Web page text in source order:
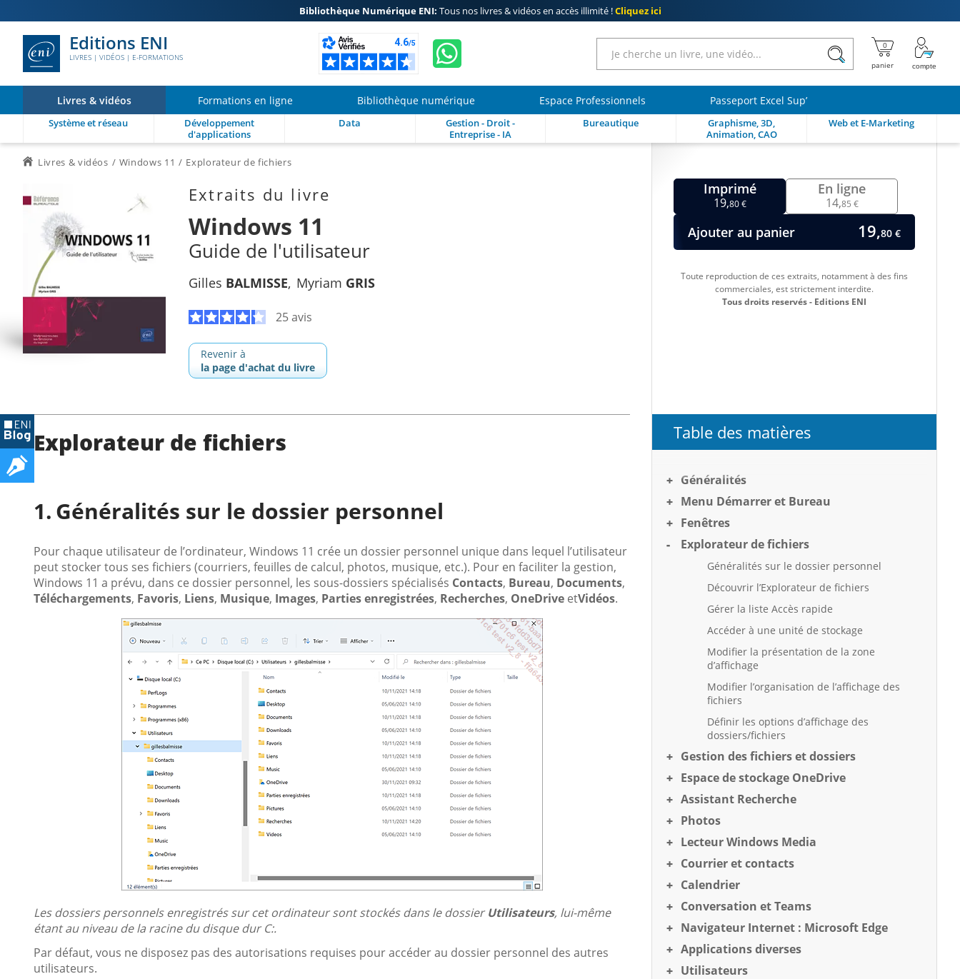
Bibliothèque Numérique ENI: Tous nos livres & vidéos en accès illimité !Cliquez ici
Editions ENI
LIVRES | VIDÉOS | E-FORMATIONS
Livres & vidéos Formations en ligne Bibliothèque numérique Espace Professionnels Passeport Excel Sup’
Système et réseau
Développement
d'applications
Data
Gestion - Droit -
Entreprise - IA
Bureautique
Graphisme, 3D,
Animation, CAO
Web et E-Marketing
Livres & vidéos Windows 11 Explorateur de fichiers
Extraits du livre
Windows 11
Guide de l'utilisateur
Gilles BALMISSE Myriam GRIS
25 avis
Revenir à
la page d'achat du livre
Imprimé
19,80 €
En ligne
14,85 €
Ajouter au panier 19,80 €
Toute reproduction de ces extraits, notamment à des fins
commerciales, est strictement interdite.
Tous droits reservés - Editions ENI
Explorateur de fichiers
Généralités sur le dossier personnel
Pour chaque utilisateur de l’ordinateur, Windows 11 crée un dossier personnel unique dans lequel l’utilisateur
peut stocker tous ses fichiers (courriers, feuilles de calcul, photos, musique, etc.). Pour en faciliter la gestion,
Windows 11 a prévu, dans ce dossier personnel, les sous-dossiers spécialisés Contacts, Bureau, Documents,
Téléchargements, Favoris, Liens, Musique, Images, Parties enregistrées, Recherches, OneDrive etVidéos.
Les dossiers personnels enregistrés sur cet ordinateur sont stockés dans le dossierUtilisateurs, lui-même
étant au niveau de la racine du disque dur C:.
Par défaut, vous ne disposez pas des autorisations requises pour accéder au dossier personnel des autres
utilisateurs.
Table des matières
Généralités
Menu Démarrer et Bureau
Fenêtres
Explorateur de fichiers
Généralités sur le dossier personnel
Découvrir l’Explorateur de fichiers
Gérer la liste Accès rapide
Accéder à une unité de stockage
Modifier la présentation de la zone
d’affichage
Modifier l’organisation de l’affichage des
fichiers
Définir les options d’affichage des
dossiers/fichiers
Gestion des fichiers et dossiers
Espace de stockage OneDrive
Assistant Recherche
Photos
Lecteur Windows Media
Courrier et contacts
Calendrier
Conversation et Teams
Navigateur Internet : Microsoft Edge
Applications diverses
Utilisateurs